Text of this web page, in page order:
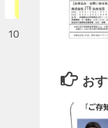
お
10/16 長寿を祝う会